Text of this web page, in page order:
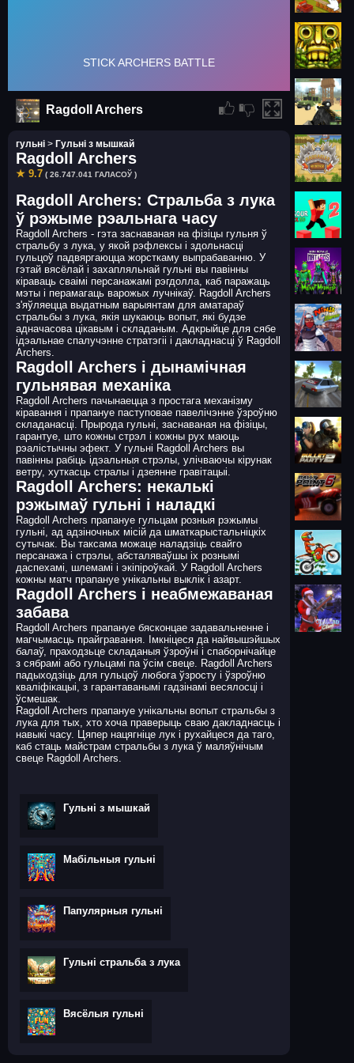
Ragdoll Archers
гульні > Гульні з мышкай
Ragdoll Archers
★ 9.7 ( 26.747.041 ГАЛАСОЎ )
Ragdoll Archers: Стральба з лука
ў рэжыме рэальнага часу
Ragdoll Archers - гэта заснаваная на фізіцы гульня ў
стральбу з лука, у якой рэфлексы і здольнасці
гульцоў падвяргаюцца жорсткаму выпрабаванню. У
гэтай вясёлай і захапляльнай гульні вы павінны
кіраваць сваімі персанажамі рэгдолла, каб паражаць
мэты і перамагаць варожых лучнікаў. Ragdoll Archers
з'яўляецца выдатным варыянтам для аматараў
стральбы з лука, якія шукаюць вопыт, які будзе
адначасова цікавым і складаным. Адкрыйце для сябе
ідэальнае спалучэнне стратэгіі і дакладнасці ў Ragdoll
Archers.
Ragdoll Archers і дынамічная
гульнявая механіка
Ragdoll Archers пачынаецца з простага механізму
кіравання і прапануе паступовае павелічэнне ўзроўню
складанасці. Прырода гульні, заснаваная на фізіцы,
гарантуе, што кожны стрэл і кожны рух маюць
рэалістычны эфект. У гульні Ragdoll Archers вы
павінны рабіць ідэальныя стрэлы, улічваючы кірунак
ветру, хуткасць стралы і дзеянне гравітацыі.
Ragdoll Archers: некалькі
рэжымаў гульні і наладкі
Ragdoll Archers прапануе гульцам розныя рэжымы
гульні, ад адзіночных місій да шматкарыстальніцкіх
сутычак. Вы таксама можаце наладзіць свайго
персанажа і стрэлы, абсталяваўшы іх рознымі
даспехамі, шлемамі і экіпіроўкай. У Ragdoll Archers
кожны матч прапануе унікальны выклік і азарт.
Ragdoll Archers і неабмежаваная
забава
Ragdoll Archers прапануе бясконцае задавальненне і
магчымасць прайгравання. Імкніцеся да найвышэйшых
балаў, праходзьце складаныя ўзроўні і спаборнічайце
з сябрамі або гульцамі па ўсім свеце. Ragdoll Archers
падыходзіць для гульцоў любога ўзросту і ўзроўню
кваліфікацыі, з гарантаванымі гадзінамі весялосці і
ўсмешак.
Ragdoll Archers прапануе унікальны вопыт стральбы з
лука для тых, хто хоча праверыць сваю дакладнасць і
навыкі часу. Цяпер нацягніце лук і рухайцеся да таго,
каб стаць майстрам стральбы з лука ў маляўнічым
свеце Ragdoll Archers.
Гульні з мышкай
Мабільныя гульні
Папулярныя гульні
Гульні стральба з лука
Вясёлыя гульні